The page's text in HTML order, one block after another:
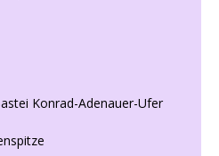
Konrad-Adenauer-Ufer